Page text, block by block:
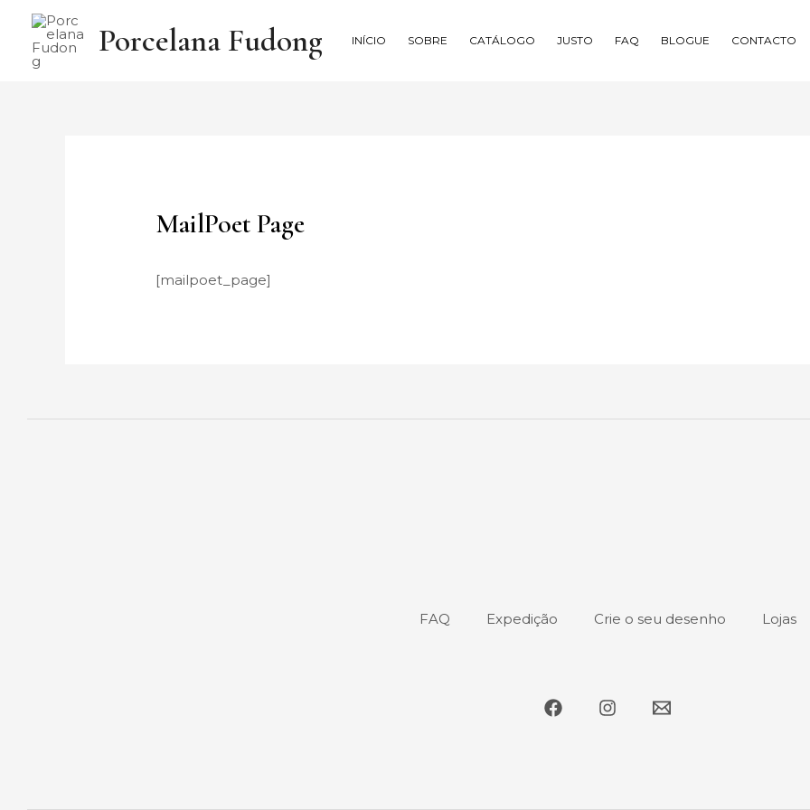
Saltar
Porcelana Fudong INÍCIO SOBRE CATÁLOGO JUSTO FAQ BLOGUE CONTACTO
MailPoet Page
[mailpoet_page]
FAQ Expedição Crie o seu desenho Lojas